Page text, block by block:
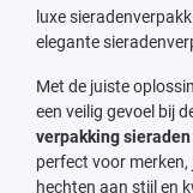
luxe
elegante
Met de juiste
een veilig gevoel bij
verpakking
perfect voor
hechten aan stijl en